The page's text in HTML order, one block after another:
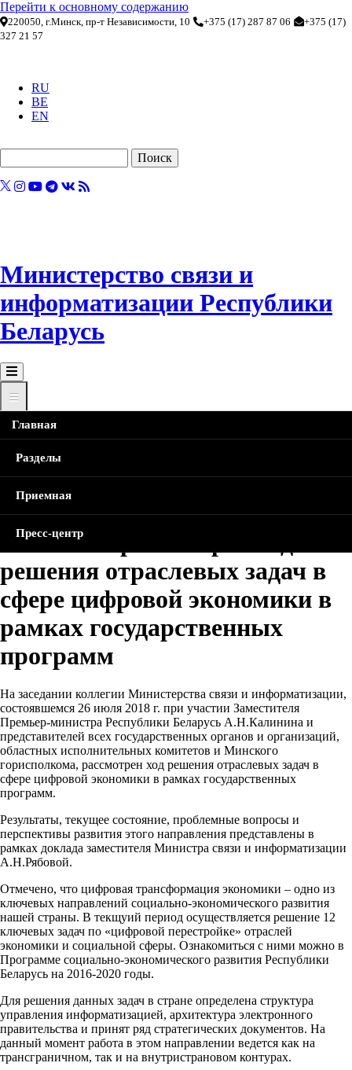
Перейти к основному содержанию
220050, г.Минск, пр-т Независимости, 10 +375 (17) 287 87 06
+375 (17)
327 21 57
RU
BE
EN
Министерство связи и
информатизации Республики
Беларусь
Главная
Разделы
Приемная
Пресс-центр
Строка
навигации
Главная Новости
На заседании коллегии Минсвязи
рассмотрен ход решения отраслевых задач в сфере
На заседании коллегии
Минсвязи рассмотрен ход
решения отраслевых задач в
сфере цифровой экономики в
рамках государственных
программ
На заседании коллегии Министерства связи и информатизации,
состоявшемся 26 июля 2018 г. при участии Заместителя
Премьер-министра Республики Беларусь А.Н.Калинина и
представителей всех государственных органов и организаций,
областных исполнительных комитетов и Минского
горисполкома, рассмотрен ход решения отраслевых задач в
сфере цифровой экономики в рамках государственных
программ.
Результаты, текущее состояние, проблемные вопросы и
перспективы развития этого направления представлены в
рамках доклада заместителя Министра связи и информатизации
А.Н.Рябовой.
Отмечено, что цифровая трансформация экономики – одно из
ключевых направлений социально-экономического развития
нашей страны. В текщуий период осуществляется решение 12
ключевых задач по «цифровой перестройке» отраслей
экономики и социальной сферы. Ознакомиться с ними можно в
Программе социально-экономического развития Республики
Беларусь на 2016-2020 годы.
Для решения данных задач в стране определена структура
управления информатизацией, архитектура электронного
правительства и принят ряд стратегических документов. На
данный момент работа в этом направлении ведется как на
трансграничном, так и на внутристрановом контурах.